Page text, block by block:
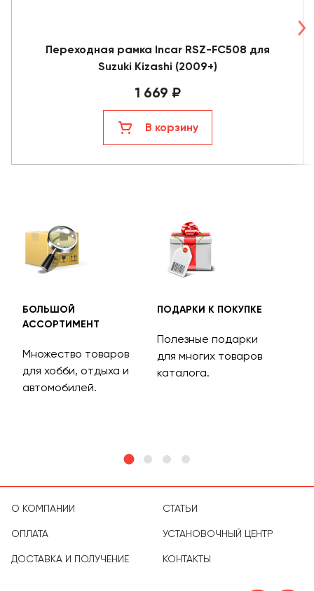
Переходная рамка Incar RSZ-FC508 для
Suzuki Kizashi (2009+)
1 669 ₽
В корзину
БОЛЬШОЙ
АССОРТИМЕНТ
Множество товаров
для хобби, отдыха и
автомобилей.
ПОДАРКИ К ПОКУПКЕ
Полезные подарки
для многих товаров
каталога.
О КОМПАНИИ
ОПЛАТА
ДОСТАВКА И ПОЛУЧЕНИЕ
СТАТЬИ
УСТАНОВОЧНЫЙ ЦЕНТР
КОНТАКТЫ